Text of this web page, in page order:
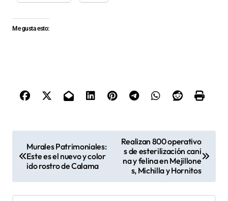
Me gusta esto:
Murales Patrimoniales:
Este es el nuevo y color
ido rostro de Calama
Realizan 800 operativo
s de esterilización cani
na y felina en Mejillone
s, Michilla y Hornitos